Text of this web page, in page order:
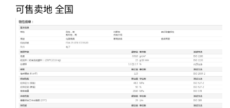
可售卖地 全国